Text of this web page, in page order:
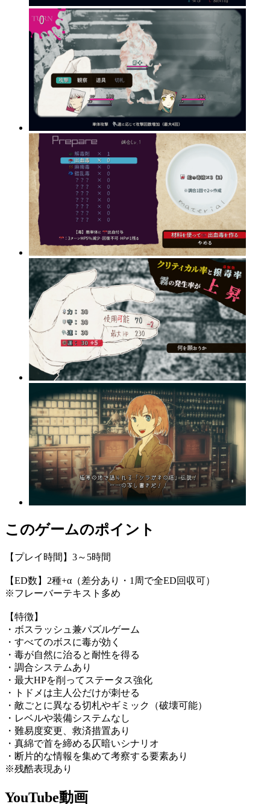
このゲームのポイント
【プレイ時間】3～5時間
【ED数】2種+α（差分あり・1周で全ED回収可）
※フレーバーテキスト多め
【特徴】
・ボスラッシュ兼パズルゲーム
・すべてのボスに毒が効く
・毒が自然に治ると耐性を得る
・調合システムあり
・最大HPを削ってステータス強化
・トドメは主人公だけが刺せる
・敵ごとに異なる切札やギミック（破壊可能）
・レベルや装備システムなし
・難易度変更、救済措置あり
・真綿で首を締める仄暗いシナリオ
・断片的な情報を集めて考察する要素あり
※残酷表現あり
YouTube動画